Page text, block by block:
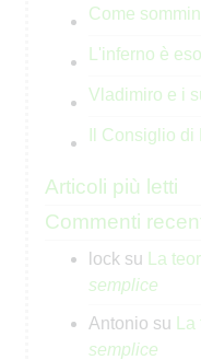
Come
L'inferno è
Vladimiro e i
Il Consiglio di
Articoli più letti
Commenti
lock su
La
semplice
Antonio su
semplice